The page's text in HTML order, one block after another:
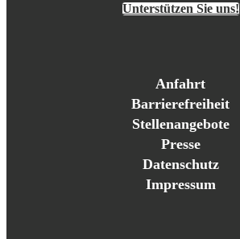
Unterstützen Sie uns!
Anfahrt
Barrierefreiheit
Stellenangebote
Presse
Datenschutz
Impressum